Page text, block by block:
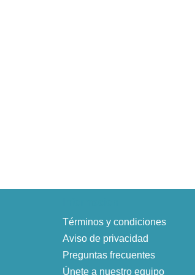
Términos y condiciones
Aviso de privacidad
Preguntas frecuentes
Únete a nuestro equipo